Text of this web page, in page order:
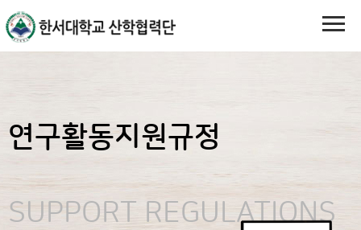
연구활동지원규정
SUPPORT REGULATIONS